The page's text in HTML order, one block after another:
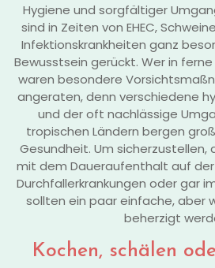
Hygiene und sorgfältiger
sind in Zeiten von EHEC,
Infektionskrankheiten ganz
Bewusstsein gerückt. Wer in
waren besondere
angeraten, denn verschiedene
und der oft nachlässige
tropischen Ländern bergen
Gesundheit. Um sicherzustellen,
mit dem Daueraufenthalt auf
Durchfallerkrankungen oder gar
sollten ein paar einfache, aber
beherzigt
Kochen, schälen